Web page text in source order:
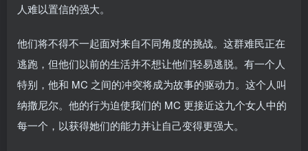
人难以置信的强大。
他们将不得不一起面对来自不同角度的挑战。这群难民正在
逃跑，但他们以前的生活并不想让他们轻易逃脱。有一个人
特别，他和 MC 之间的冲突将成为故事的驱动力。这个人叫
纳撒尼尔。他的行为迫使我们的 MC 更接近这九个女人中的
每一个，以获得她们的能力并让自己变得更强大。